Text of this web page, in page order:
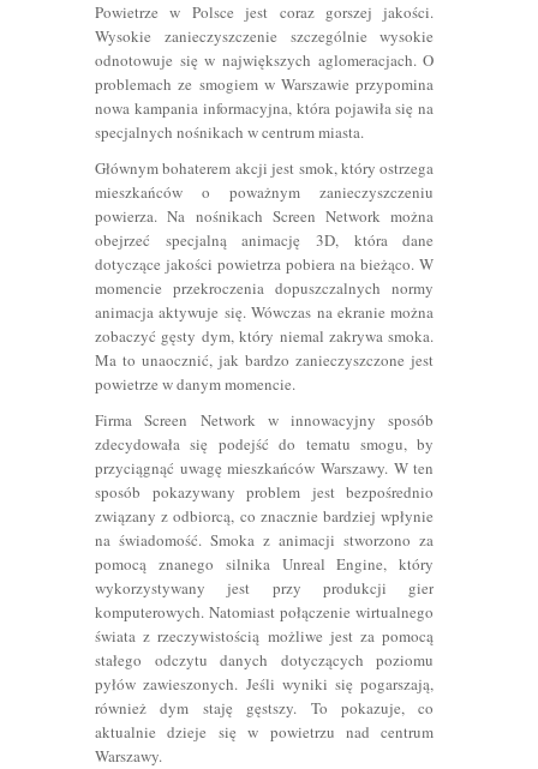
Powietrze w Polsce jest coraz gorszej jakości.
Wysokie zanieczyszczenie szczególnie wysokie
odnotowuje się w największych aglomeracjach. O
problemach ze smogiem w Warszawie przypomina
nowa kampania informacyjna, która pojawiła się na
specjalnych nośnikach w centrum miasta.
Głównym bohaterem akcji jest smok, który ostrzega
mieszkańców o poważnym zanieczyszczeniu
powierza. Na nośnikach Screen Network można
obejrzeć specjalną animację 3D, która dane
dotyczące jakości powietrza pobiera na bieżąco. W
momencie przekroczenia dopuszczalnych normy
animacja aktywuje się. Wówczas na ekranie można
zobaczyć gęsty dym, który niemal zakrywa smoka.
Ma to unaocznić, jak bardzo zanieczyszczone jest
powietrze w danym momencie.
Firma Screen Network w innowacyjny sposób
zdecydowała się podejść do tematu smogu, by
przyciągnąć uwagę mieszkańców Warszawy. W ten
sposób pokazywany problem jest bezpośrednio
związany z odbiorcą, co znacznie bardziej wpłynie
na świadomość. Smoka z animacji stworzono za
pomocą znanego silnika Unreal Engine, który
wykorzystywany jest przy produkcji gier
komputerowych. Natomiast połączenie wirtualnego
świata z rzeczywistością możliwe jest za pomocą
stałego odczytu danych dotyczących poziomu
pyłów zawieszonych. Jeśli wyniki się pogarszają,
również dym staję gęstszy. To pokazuje, co
aktualnie dzieje się w powietrzu nad centrum
Warszawy.